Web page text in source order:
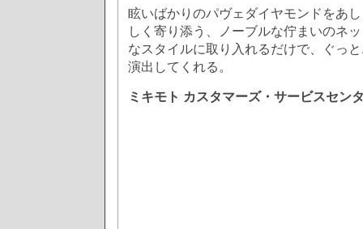
眩いばかりのパヴェダイヤモンドをあ
しく寄り添う、ノーブルな佇まいのネ
なスタイルに取り入れるだけで、ぐっ
演出してくれる。
ミキモト カスタマーズ・サービスセン